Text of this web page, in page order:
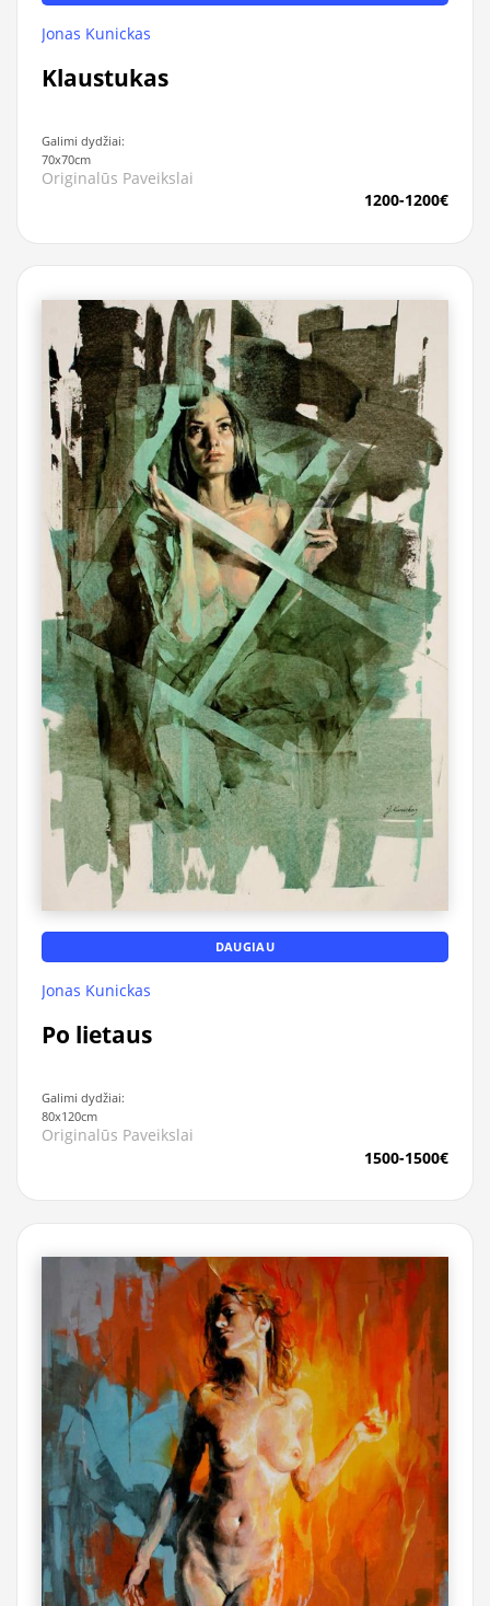
Jonas Kunickas
Klaustukas
Galimi dydžiai:
70x70cm
Originalūs Paveikslai
1200-1200€
DAUGIAU
Jonas Kunickas
Po lietaus
Galimi dydžiai:
80x120cm
Originalūs Paveikslai
1500-1500€